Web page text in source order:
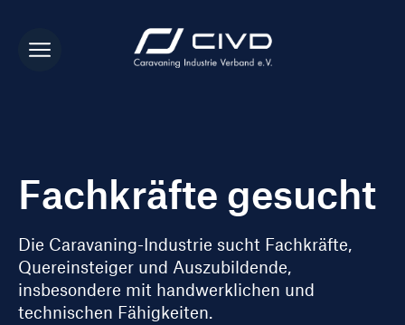
Fachkräfte gesucht
Die Caravaning-Industrie sucht Fachkräfte,
Quereinsteiger und Auszubildende,
insbesondere mit handwerklichen und
technischen Fähigkeiten.